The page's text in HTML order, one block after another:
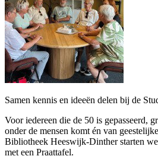
Samen kennis en ideeën delen bij de
Voor iedereen die de 50 is gepasseerd,
onder de mensen komt én van
Bibliotheek Heeswijk-Dinther starten
met een Praattafel.